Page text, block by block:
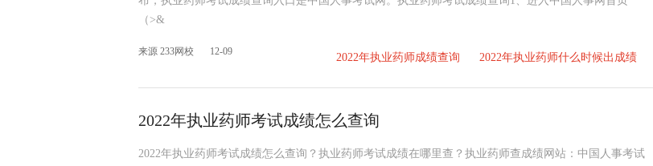
（>&
来源 233网校 12-09 2022年执业药师成绩查询 2022年执业药师什么时候出成绩
2022年执业药师考试成绩怎么查询
2022年执业药师考试成绩怎么查询？执业药师考试成绩在哪里查？执业药师查成绩网站：中国人事考试